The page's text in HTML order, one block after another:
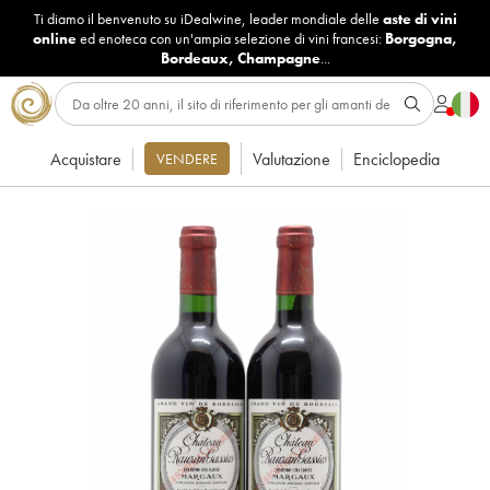
Ti diamo il benvenuto su iDealwine, leader mondiale delle aste di vini
onlineed enoteca con un'ampia selezione di vini francesi: Borgogna,
Bordeaux, Champagne...
Acquistare VENDERE Valutazione Enciclopedia